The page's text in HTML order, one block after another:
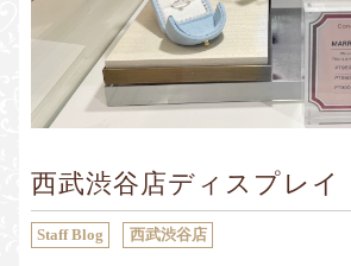
Sustainability Voice Catalog
西武渋谷店ディスプレイ
Staff Blog 西武渋谷店